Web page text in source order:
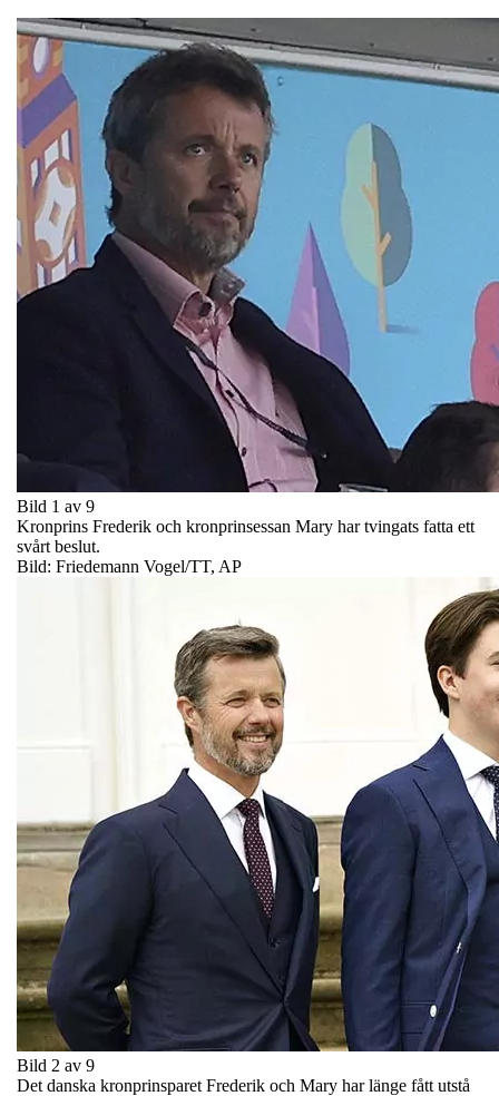
Bild 1 av 9
Kronprins Frederik och kronprinsessan Mary har tvingats fatta ett
svårt beslut.
Bild: Friedemann Vogel/TT, AP
Bild 2 av 9
Det danska kronprinsparet Frederik och Mary har länge fått utstå